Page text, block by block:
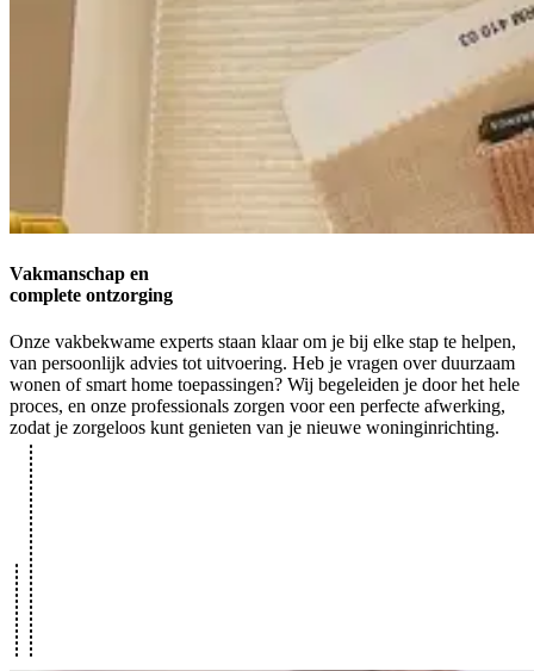
Vakmanschap en
complete ontzorging
Onze vakbekwame experts staan klaar om je bij elke stap te helpen,
van persoonlijk advies tot uitvoering. Heb je vragen over duurzaam
wonen of smart home toepassingen? Wij begeleiden je door het hele
proces, en onze professionals zorgen voor een perfecte afwerking,
zodat je zorgeloos kunt genieten van je nieuwe woninginrichting.